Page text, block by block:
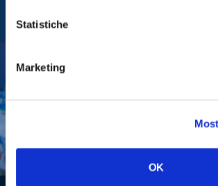
Statistiche
Marketing
OK
Leggi la Gazzetta